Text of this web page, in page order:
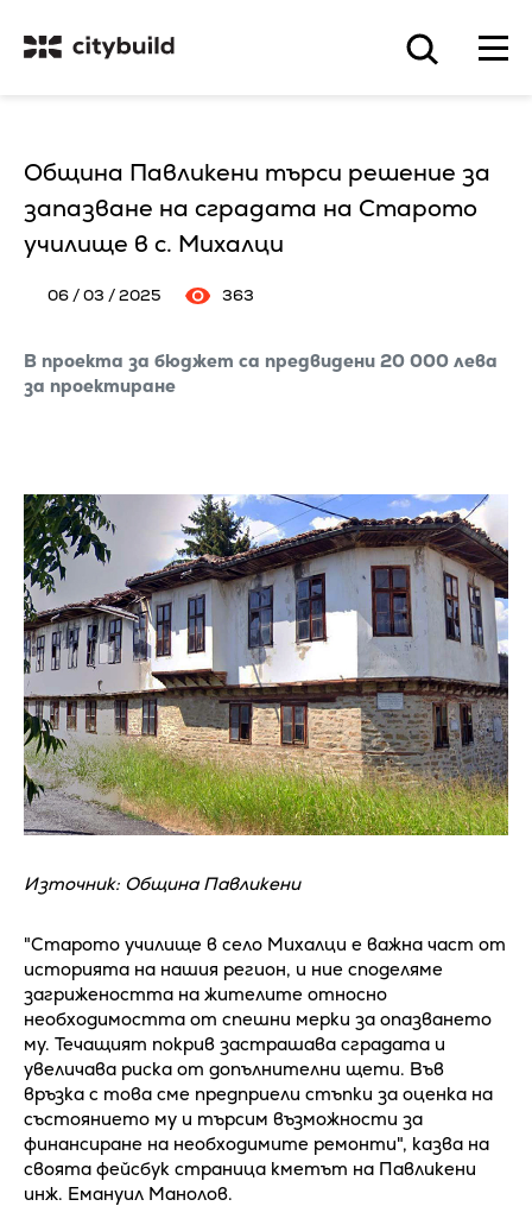
Община Павликени търси решение за
запазване на сградата на Старото
училище в с. Михалци
06 / 03 / 2025 363
В проекта за бюджет са предвидени 20 000 лева
за проектиране
Източник: Община Павликени
"Старото училище в село Михалци е важна част от
историята на нашия регион, и ние споделяме
загрижеността на жителите относно
необходимостта от спешни мерки за опазването
му. Течащият покрив застрашава сградата и
увеличава риска от допълнителни щети. Във
връзка с това сме предприели стъпки за оценка на
състоянието му и търсим възможности за
финансиране на необходимите ремонти", казва на
своята фейсбук страница кметът на Павликени
инж. Емануил Манолов.